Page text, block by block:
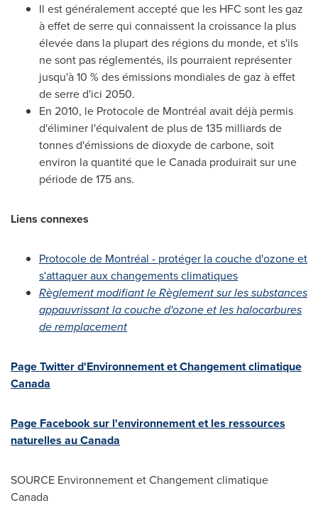
Il est généralement accepté que les HFC sont les gaz
à effet de serre qui connaissent la croissance la plus
élevée dans la plupart des régions du monde, et s'ils
ne sont pas réglementés, ils pourraient représenter
jusqu'à 10 % des émissions mondiales de gaz à effet
de serre d'ici 2050.
En 2010, le Protocole de Montréal avait déjà permis
d'éliminer l'équivalent de plus de 135 milliards de
tonnes d'émissions de dioxyde de carbone, soit
environ la quantité que le Canada produirait sur une
période de 175 ans.
Liens connexes
Protocole de Montréal - protéger la couche d'ozone et
s'attaquer aux changements climatiques
Règlement modifiant le Règlement sur les substances
appauvrissant la couche d'ozone et les halocarbures
de remplacement
Page Twitter d'Environnement et Changement climatique
Canada
Page Facebook sur l'environnement et les ressources
naturelles au Canada
SOURCE Environnement et Changement climatique
Canada